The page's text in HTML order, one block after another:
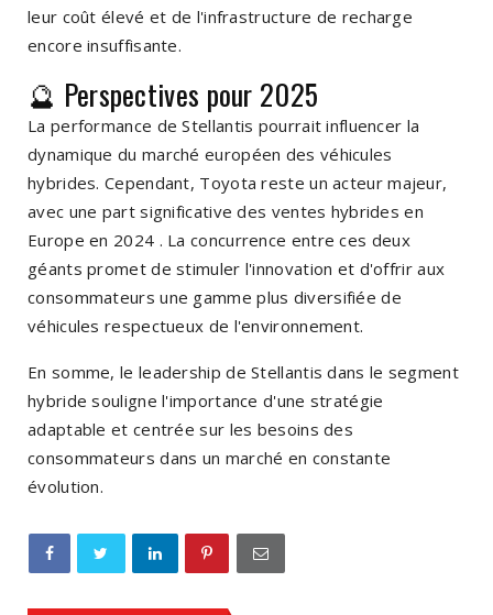
leur coût élevé et de l'infrastructure de recharge
encore insuffisante.
🔮 Perspectives pour 2025
La performance de Stellantis pourrait influencer la
dynamique du marché européen des véhicules
hybrides. Cependant, Toyota reste un acteur majeur,
avec une part significative des ventes hybrides en
Europe en 2024 . La concurrence entre ces deux
géants promet de stimuler l'innovation et d'offrir aux
consommateurs une gamme plus diversifiée de
véhicules respectueux de l'environnement.
En somme, le leadership de Stellantis dans le segment
hybride souligne l'importance d'une stratégie
adaptable et centrée sur les besoins des
consommateurs dans un marché en constante
évolution.